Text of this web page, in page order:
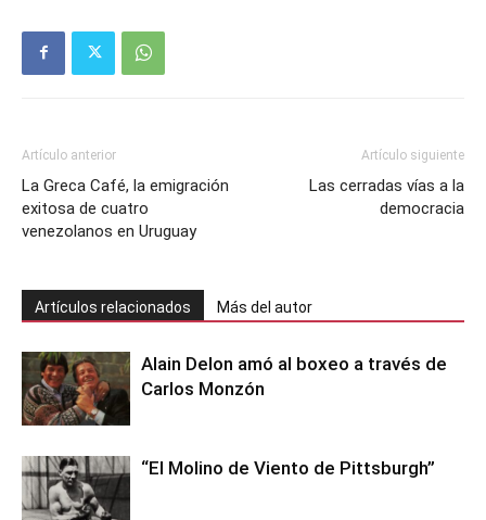
Artículo anterior
La Greca Café, la emigración
exitosa de cuatro
venezolanos en Uruguay
Artículo siguiente
Las cerradas vías a la
democracia
Artículos relacionados Más del autor
Alain Delon amó al boxeo a través de
Carlos Monzón
“El Molino de Viento de Pittsburgh”